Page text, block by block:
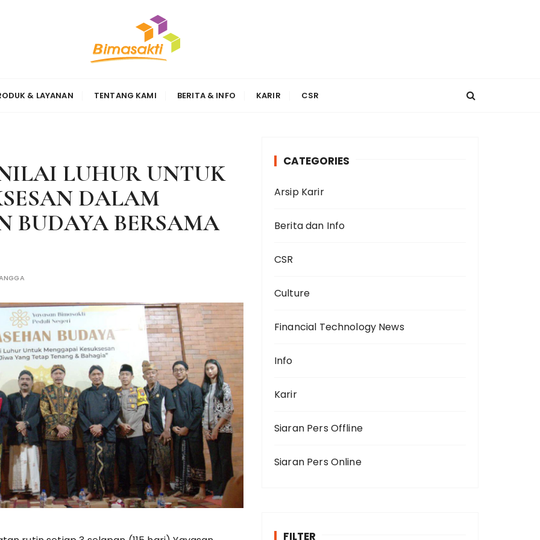
& LAYANAN TENTANG KAMI BERITA & INFO KARIR CSR
LUHUR UNTUK
DALAM
BUDAYA BERSAMA
CATEGORIES
Arsip Karir
Berita dan Info
CSR
Culture
Financial Technology News
Info
Karir
Siaran Pers Offline
Siaran Pers Online
FILTER